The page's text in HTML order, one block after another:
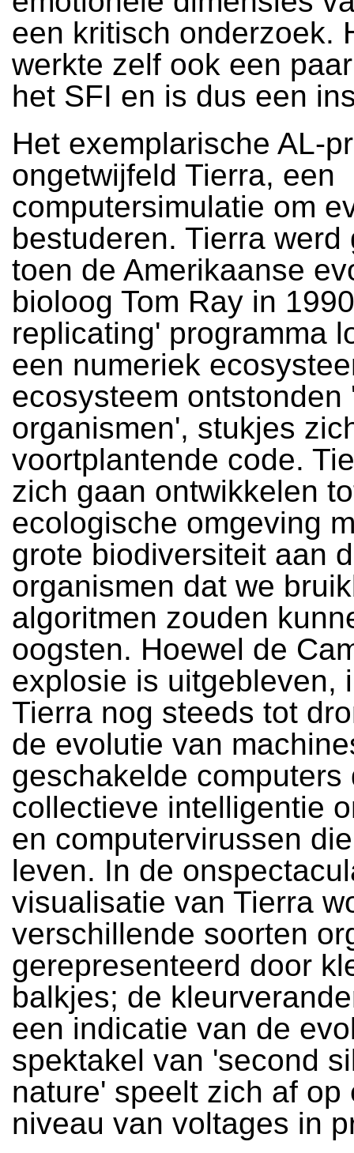
een kritisch onderzoek.
werkte zelf ook een
het SFI en is dus een
Het exemplarische AL-
ongetwijfeld Tierra, een
computersimulatie om
bestuderen. Tierra werd
toen de Amerikaanse
bioloog Tom Ray in
replicating' programma
een numeriek
ecosysteem ontstonden
organismen', stukjes
voortplantende code.
zich gaan ontwikkelen
ecologische omgeving
grote biodiversiteit aan
organismen dat we
algoritmen zouden
oogsten. Hoewel de
explosie is uitgebleven,
Tierra nog steeds tot
de evolutie van
geschakelde computers
collectieve intelligentie
en computervirussen
leven. In de
visualisatie van Tierra
verschillende soorten
gerepresenteerd door
balkjes; de
een indicatie van de
spektakel van 'second
nature' speelt zich af op
niveau van voltages in